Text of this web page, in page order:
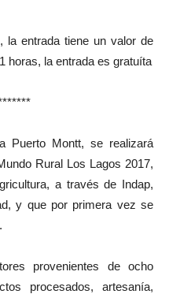
la entrada tiene un valor de
horas, la entrada es gratuíta
Puerto Montt, se realizará
Rural Los Lagos 2017,
a través de Indap,
y que por primera vez se
provenientes de ocho
procesados, artesanía,